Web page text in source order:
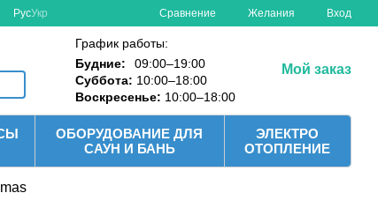
РусУкр Сравнение Желания Вход
График работы:
Будние:
09:00–19:00
Суббота: 10:00–18:00
Воскресенье: 10:00–18:00
Мой заказ
ОБОРУДОВАНИЕ ДЛЯ
САУН И БАНЬ
ЭЛЕКТРО
ОТОПЛЕНИЕ